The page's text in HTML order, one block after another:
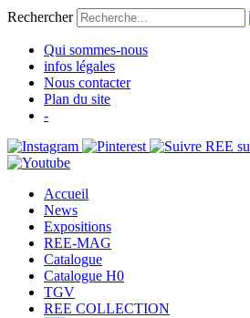
Rechercher
Qui sommes-nous
infos légales
Nous contacter
Plan du site
-
Accueil
News
Expositions
REE-MAG
Catalogue
Catalogue H0
TGV
REE COLLECTION